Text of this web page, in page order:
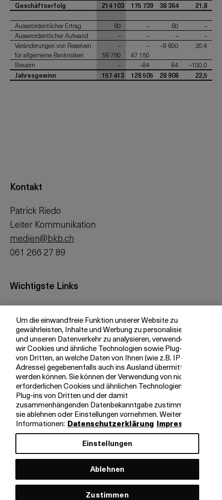
Geschäftserfolg 214 103 175 739 38 364 21,8
Ausserordentlicher Ertrag 60 – 60
–
Ausserordentlicher Aufwand
– – –
–
Veränderungen von Reserven
für allgemeine Bankrisiken
–
56 750
–
47 150
–9 600 20,4
Steuern – –84 84
–100,0
Jahresgewinn
157 413 128 505 28 908 22,5
Kontakt
Patrick Riedo
Leiter Kommunikation
medien@bkb.ch
061 266 27 89
Wichtigste Links
Investor Relations
Medien
bkb.ch
Ihre BKB
Magazin
Jobs
Engagement
Nachhaltigkeit
Apps
Rechtliche Hinweise Impressum
Um die einwandfreie Funktion unserer Website zu
gewährleisten, Inhalte und Werbung zu personalisieren
und unseren Datenverkehr zu analysieren, verwenden
wir Cookies und ähnliche Technologien sowie Plug-ins
von Dritten, an welche Daten von Ihnen (wie z.B. IP-
Adresse) gegebenenfalls auch ins Ausland übermittelt
werden können. Sie können der Verwendung von nicht
erforderlichen Cookies und ähnlichen Technologien,
Plug-ins von Dritten und der damit
zusammenhängenden Datenbekanntgabe zustimmen,
sie ablehnen oder Einstellungen vornehmen. Weitere
Informationen: Datenschutzerklärung Impressum
Einstellungen
Ablehnen
Zustimmen